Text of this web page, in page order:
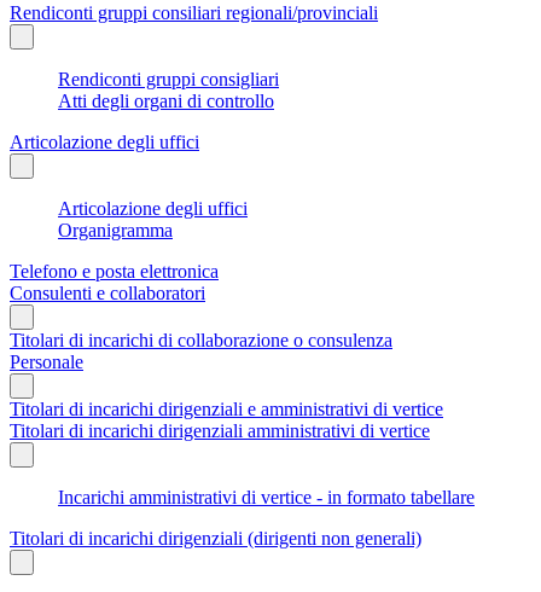
Rendiconti gruppi consiliari regionali/provinciali
Rendiconti gruppi consigliari
Atti degli organi di controllo
Articolazione degli uffici
Articolazione degli uffici
Organigramma
Telefono e posta elettronica
Consulenti e collaboratori
Titolari di incarichi di collaborazione o consulenza
Personale
Titolari di incarichi dirigenziali e amministrativi di vertice
Titolari di incarichi dirigenziali amministrativi di vertice
Incarichi amministrativi di vertice - in formato tabellare
Titolari di incarichi dirigenziali (dirigenti non generali)